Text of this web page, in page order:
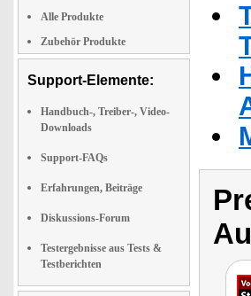
Alle Produkte
Zubehör Produkte
Support-Elemente:
Handbuch-, Treiber-, Video-
Downloads
Support-FAQs
Erfahrungen, Beiträge
Diskussions-Forum
Testergebnisse aus Tests &
Testberichten